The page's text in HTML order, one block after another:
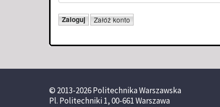
© 2013-2026 Politechnika Warszawska
Pl. Politechniki 1, 00-661 Warszawa